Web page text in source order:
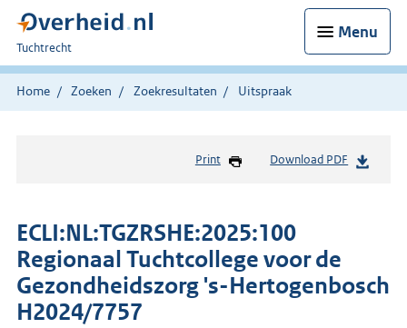
Menu
U
bent
hier:
Tuchtrecht
Home Zoeken Zoekresultaten Uitspraak
Print Download PDF
ECLI:NL:TGZRSHE:2025:100
Regionaal Tuchtcollege voor de
Gezondheidszorg 's-Hertogenbosch
H2024/7757